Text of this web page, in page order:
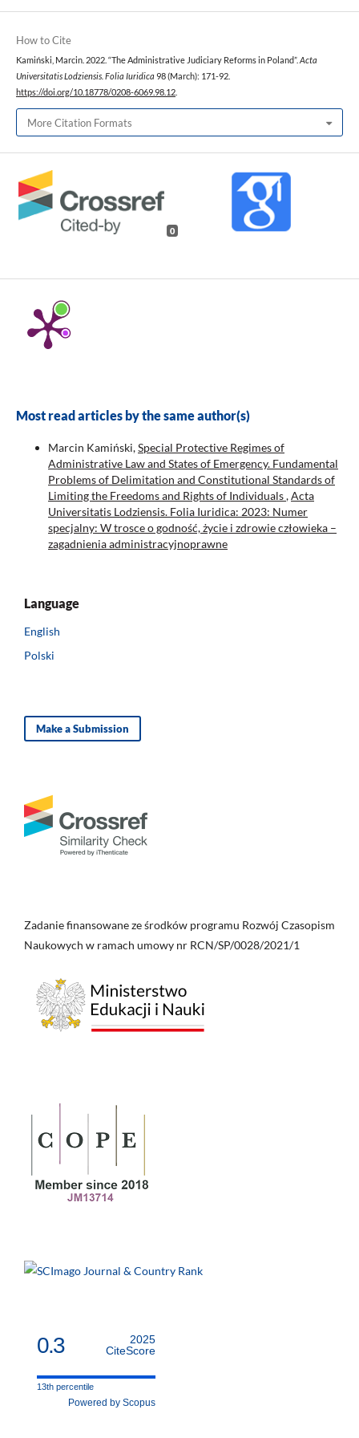
How to Cite
Kamiński, Marcin. 2022. “The Administrative Judiciary Reforms in Poland”. Acta
Universitatis Lodziensis. Folia Iuridica 98 (March): 171-92.
https://doi.org/10.18778/0208-6069.98.12
More Citation Formats
0
Most read articles by the same author(s)
Marcin Kamiński,Special Protective Regimes of
Administrative Law and States of Emergency. Fundamental
Problems of Delimitation and Constitutional Standards of
Limiting the Freedoms and Rights of Individuals,Acta
Universitatis Lodziensis. Folia Iuridica: 2023: Numer
specjalny: W trosce o godność, życie i zdrowie człowieka –
zagadnienia administracyjnoprawne
Language
English
Polski
Make a Submission
Zadanie finansowane ze środków programu Rozwój Czasopism
Naukowych w ramach umowy nr RCN/SP/0028/2021/1
0.3
2025
CiteScore
13th percentile
Powered by Scopus